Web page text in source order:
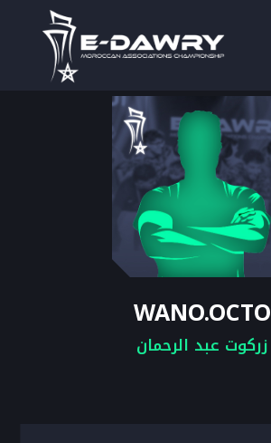
WANO.OCTO
زركوت عبد الرحمان